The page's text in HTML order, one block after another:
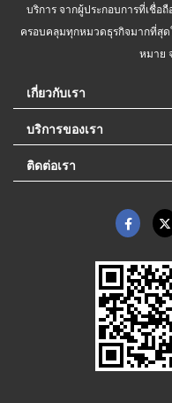
บริการ จากผู้ประกอบการที่เชื่อ
ครอบคลุมทุกหมวดธุรกิจมากที่สุด
หมาย
เกี่ยวกับเรา
บริการของเรา
ติดต่อเรา